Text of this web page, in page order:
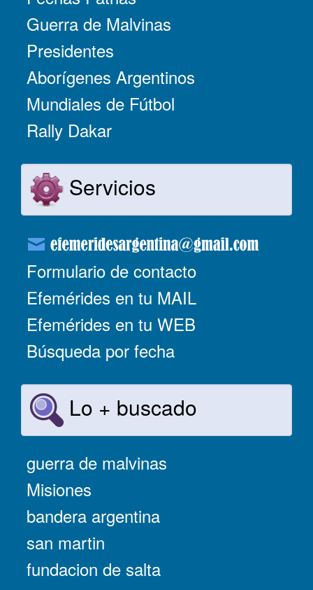
Guerra de Malvinas
Presidentes
Aborígenes Argentinos
Mundiales de Fútbol
Rally Dakar
Servicios
Formulario de contacto
Efemérides en tu MAIL
Efemérides en tu WEB
Búsqueda por fecha
Lo + buscado
guerra de malvinas
Misiones
bandera argentina
san martin
fundacion de salta